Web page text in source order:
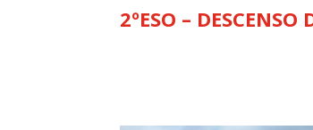
2ºESO – DESCENSO